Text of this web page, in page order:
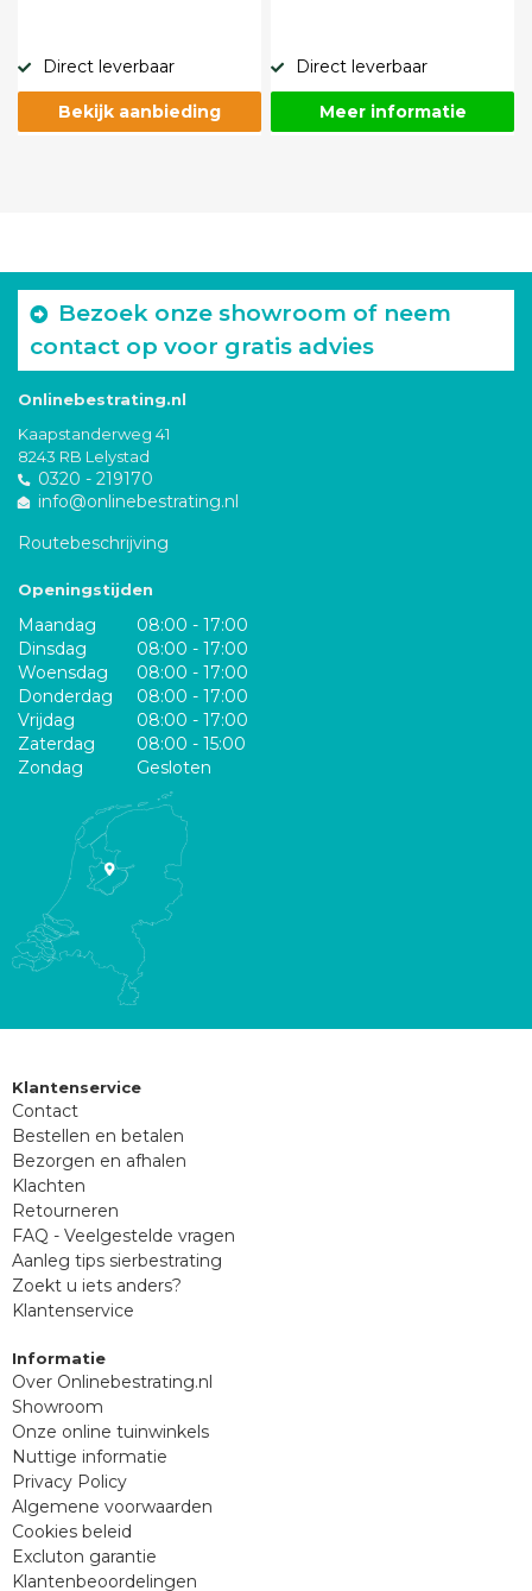
Direct leverbaar
Bekijk aanbieding
Direct leverbaar
Meer informatie
Bezoek onze showroom of neem
contact op voor gratis advies
Onlinebestrating.nl
Kaapstanderweg 41
8243 RB Lelystad
0320 - 219170
info@onlinebestrating.nl
Routebeschrijving
Openingstijden
Maandag
08:00 - 17:00
Dinsdag
08:00 - 17:00
Woensdag
08:00 - 17:00
Donderdag
08:00 - 17:00
Vrijdag
08:00 - 17:00
Zaterdag
08:00 - 15:00
Zondag
Gesloten
Klantenservice
Contact
Bestellen en betalen
Bezorgen en afhalen
Klachten
Retourneren
FAQ - Veelgestelde vragen
Aanleg tips sierbestrating
Zoekt u iets anders?
Klantenservice
Informatie
Over Onlinebestrating.nl
Showroom
Onze online tuinwinkels
Nuttige informatie
Privacy Policy
Algemene voorwaarden
Cookies beleid
Excluton garantie
Klantenbeoordelingen